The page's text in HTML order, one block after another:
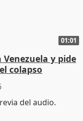
01:01
y pide
colapso